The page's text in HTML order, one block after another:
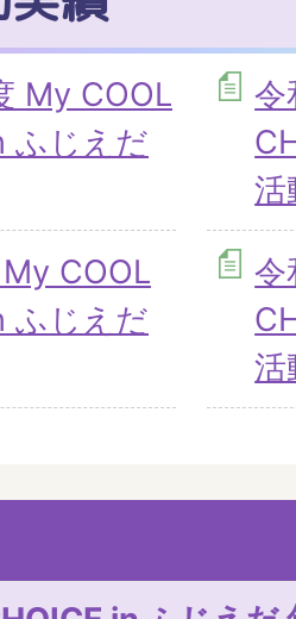
My COOL
ふじえだ
令
活
COOL
ふじえだ
令
活